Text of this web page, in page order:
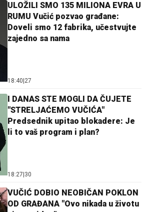
ULOŽILI SMO 135 MILIONA EVRA U
RUMU Vučić pozvao građane:
Doveli smo 12 fabrika, učestvujte
zajedno sa nama
18:40|27
I DANAS STE MOGLI DA ČUJETE
"STRELJAĆEMO VUČIĆA"
Predsednik upitao blokadere: Je
li to vaš program i plan?
18:27|30
VUČIĆ DOBIO NEOBIČAN POKLON
OD GRAĐANA "Ovo nikada u životu